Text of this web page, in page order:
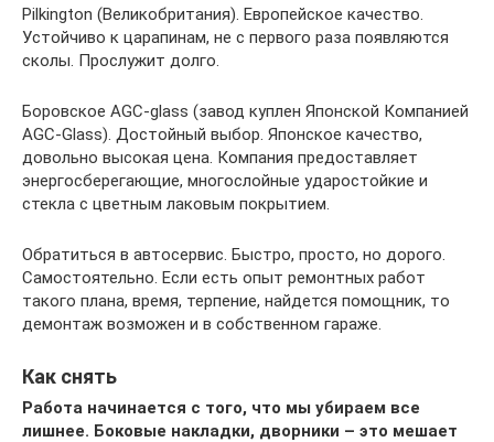
Pilkington (Великобритания). Европейское качество.
Устойчиво к царапинам, не с первого раза появляются
сколы. Прослужит долго.
Боровское AGC-glass (завод куплен Японской Компанией
AGC-Glass). Достойный выбор. Японское качество,
довольно высокая цена. Компания предоставляет
энергосберегающие, многослойные ударостойкие и
стекла с цветным лаковым покрытием.
Обратиться в автосервис. Быстро, просто, но дорого.
Самостоятельно. Если есть опыт ремонтных работ
такого плана, время, терпение, найдется помощник, то
демонтаж возможен и в собственном гараже.
Как снять
Работа начинается с того, что мы убираем все
лишнее. Боковые накладки, дворники – это мешает